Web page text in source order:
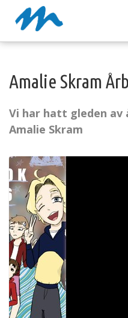
Amalie Skram
Vi har hatt gleden av
Amalie Skram